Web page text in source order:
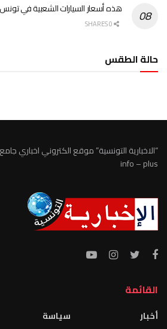
هذه أسعار السيارات الشعبية في تونس
حالة الطقس
“الاخبارية التونسية” موقع الكتروني اخباري
info – plus
القائمة
أخبار
سياسة